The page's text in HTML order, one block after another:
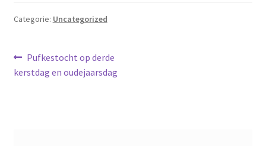
Categorie: Uncategorized
Bericht
navigatie
Vorig
bericht:
Pufkestocht op derde
kerstdag en oudejaarsdag